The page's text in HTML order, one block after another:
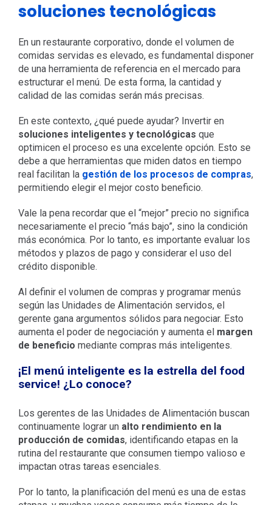
soluciones tecnológicas
En un restaurante corporativo, donde el volumen de
comidas servidas es elevado, es fundamental disponer
de una herramienta de referencia en el mercado para
estructurar el menú. De esta forma, la cantidad y
calidad de las comidas serán más precisas.
En este contexto, ¿qué puede ayudar? Invertir en
soluciones inteligentes y tecnológicas que
optimicen el proceso es una excelente opción. Esto se
debe a que herramientas que miden datos en tiempo
real facilitan la gestión de los procesos de compras,
permitiendo elegir el mejor costo beneficio.
Vale la pena recordar que el “mejor” precio no significa
necesariamente el precio “más bajo”, sino la condición
más económica. Por lo tanto, es importante evaluar los
métodos y plazos de pago y considerar el uso del
crédito disponible.
Al definir el volumen de compras y programar menús
según las Unidades de Alimentación servidos, el
gerente gana argumentos sólidos para negociar. Esto
aumenta el poder de negociación y aumenta el margen
de beneficio mediante compras más inteligentes.
¡El menú inteligente es la estrella del food
service! ¿Lo conoce?
Los gerentes de las Unidades de Alimentación buscan
continuamente lograr un alto rendimiento en la
producción de comidas, identificando etapas en la
rutina del restaurante que consumen tiempo valioso e
impactan otras tareas esenciales.
Por lo tanto, la planificación del menú es una de estas